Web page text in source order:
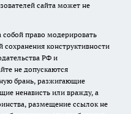
сайта может не
собой право модерировать
конструктивности
РФ и
не допускаются
брань, разжигающие
ненависть или вражду, а
размещение ссылок не